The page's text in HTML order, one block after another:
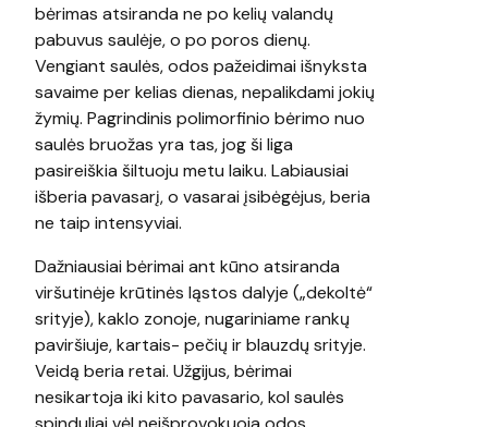
bėrimas atsiranda ne po kelių valandų
pabuvus saulėje, o po poros dienų.
Vengiant saulės, odos pažeidimai išnyksta
savaime per kelias dienas, nepalikdami jokių
žymių. Pagrindinis polimorfinio bėrimo nuo
saulės bruožas yra tas, jog ši liga
pasireiškia šiltuoju metu laiku. Labiausiai
išberia pavasarį, o vasarai įsibėgėjus, beria
ne taip intensyviai.
Dažniausiai bėrimai ant kūno atsiranda
viršutinėje krūtinės ląstos dalyje („dekoltė“
srityje), kaklo zonoje, nugariniame rankų
paviršiuje, kartais- pečių ir blauzdų srityje.
Veidą beria retai. Užgijus, bėrimai
nesikartoja iki kito pavasario, kol saulės